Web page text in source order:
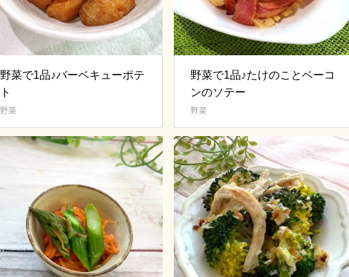
野菜で1品♪バーベキューポテ
ト
野菜
野菜で1品♪たけのことベーコ
ンのソテー
野菜